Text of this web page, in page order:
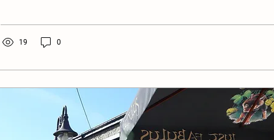
Sunset Samrée. Elk met hun eigen charme. Daarnaast blijft ook de
19 0